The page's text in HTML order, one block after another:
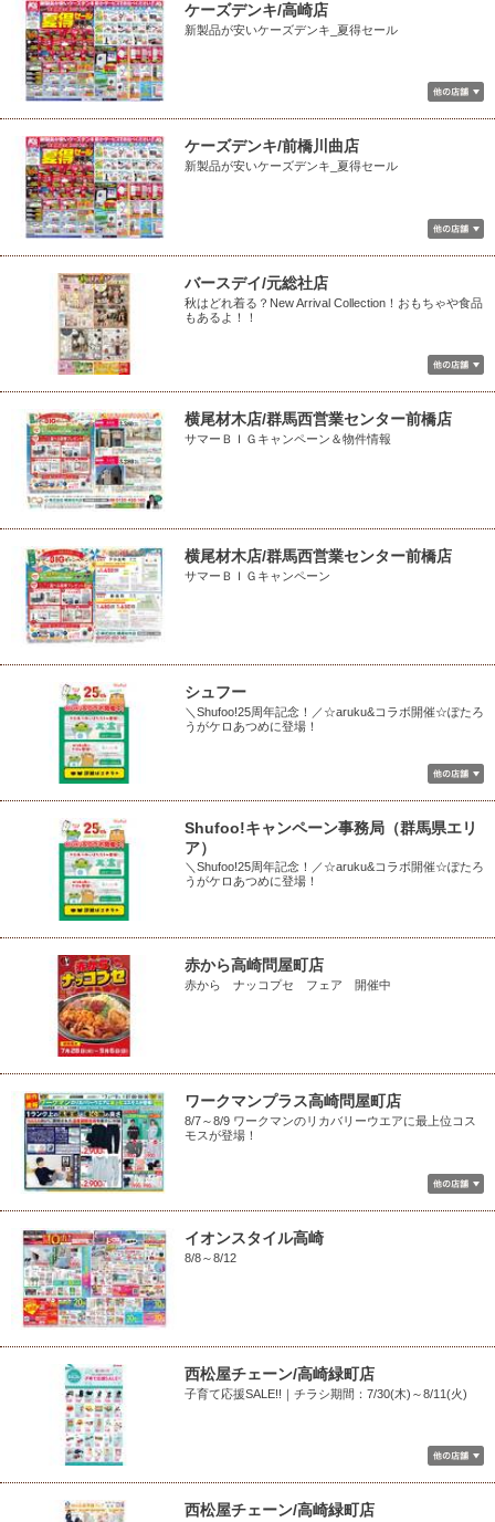
ケーズデンキ/高崎店
新製品が安いケーズデンキ_夏得セール
ケーズデンキ/前橋川曲店
新製品が安いケーズデンキ_夏得セール
バースデイ/元総社店
秋はどれ着る？New Arrival Collection！おもちゃや食品
もあるよ！！
横尾材木店/群馬西営業センター前橋店
サマーＢＩＧキャンペーン＆物件情報
横尾材木店/群馬西営業センター前橋店
サマーＢＩＧキャンペーン
シュフー
＼Shufoo!25周年記念！／☆aruku&コラボ開催☆ぽたろ
うがケロあつめに登場！
Shufoo!キャンペーン事務局（群馬県エリ
ア）
＼Shufoo!25周年記念！／☆aruku&コラボ開催☆ぽたろ
うがケロあつめに登場！
赤から高崎問屋町店
赤から ナッコプセ フェア 開催中
ワークマンプラス高崎問屋町店
8/7～8/9 ワークマンのリカバリーウエアに最上位コス
モスが登場！
イオンスタイル高崎
8/8～8/12
西松屋チェーン/高崎緑町店
子育て応援SALE!!｜チラシ期間：7/30(木)～8/11(火)
西松屋チェーン/高崎緑町店